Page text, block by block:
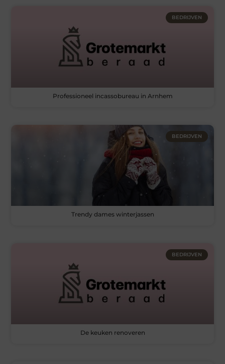
BEDRIJVEN
Professioneel incassobureau in Arnhem
BEDRIJVEN
Trendy dames winterjassen
BEDRIJVEN
De keuken renoveren